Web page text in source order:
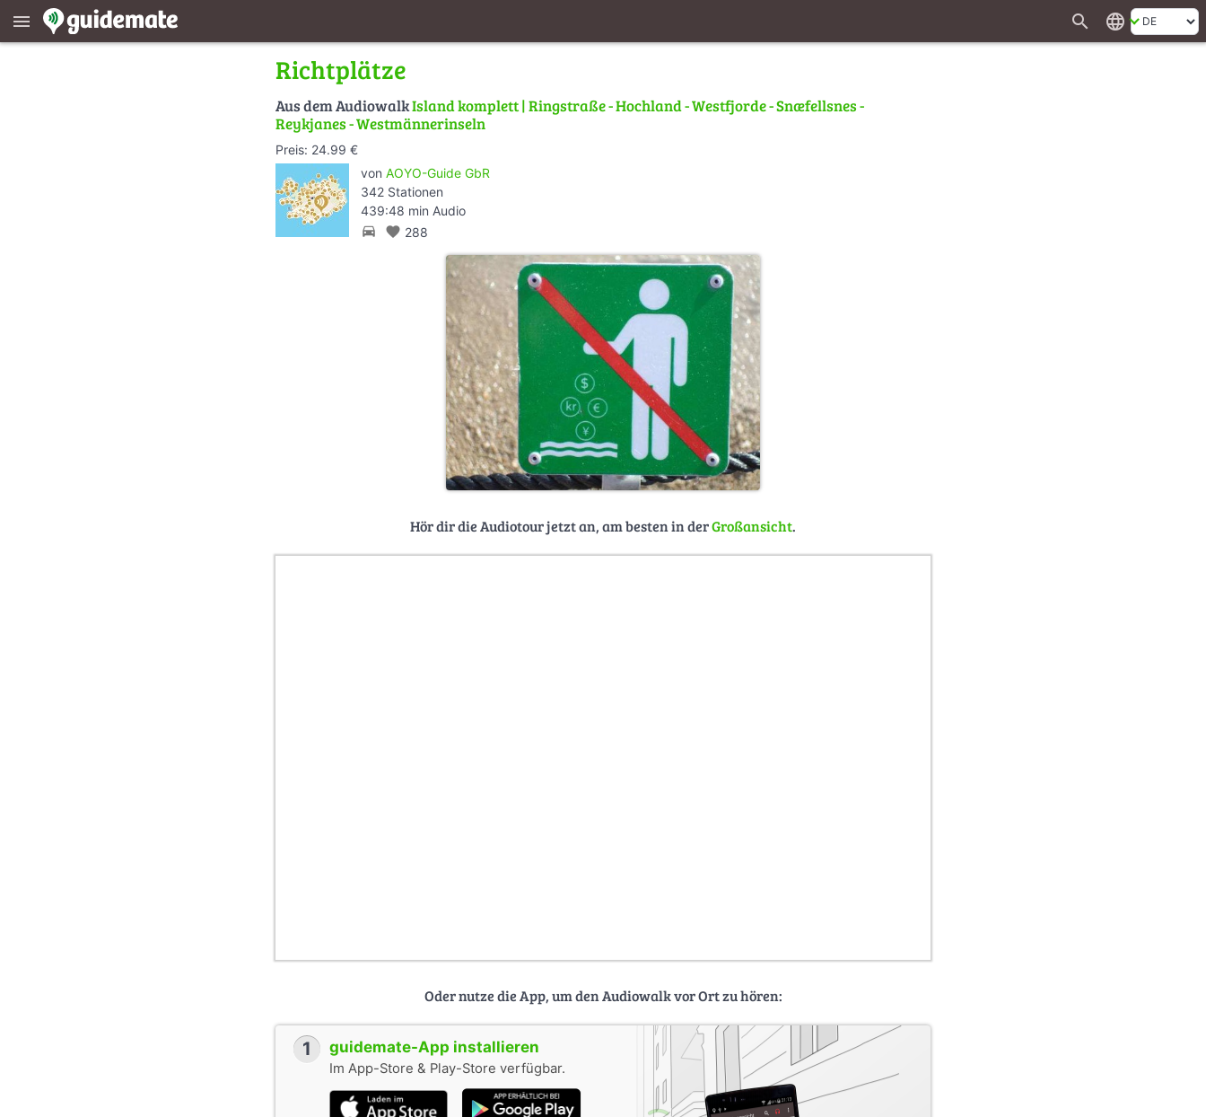
menu search language
Richtplätze
Aus dem AudiowalkIsland komplett | Ringstraße - Hochland - Westfjorde - Snæfellsnes -
Reykjanes - Westmännerinseln
Preis: 24.99 €
von AOYO-Guide GbR
342 Stationen
439:48 min Audio
directions_car favorite 288
Hör dir die Audiotour jetzt an, am besten in derGroßansicht.
Oder nutze die App, um den Audiowalk vor Ort zu hören:
1 guidemate-App installieren
Im App-Store & Play-Store verfügbar.